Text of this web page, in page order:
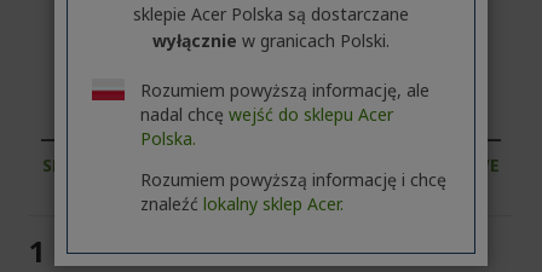
Klient biznesowy lub firma? Odkryj nasze
najlepsze oferty!
SKONTAKTUJ SIĘ Z NAMI ZAŁÓŻ KONTO FIRMOWE
1 449,00 zł
sklepie Acer Polska są dostarczane
wyłącznie w granicach Polski.
Rozumiem powyższą informację, ale
nadal chcę wejść do sklepu Acer
Polska.
Rozumiem powyższą informację i chcę
znaleźć lokalny sklep Acer.